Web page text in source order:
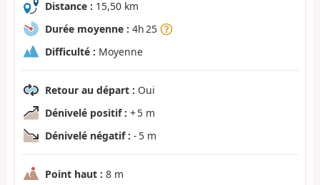
Distance : 15,50 km
Durée moyenne : 4h 25
Difficulté : Moyenne
Retour au départ : Oui
Dénivelé positif : + 5 m
Dénivelé négatif : - 5 m
Point haut : 8 m